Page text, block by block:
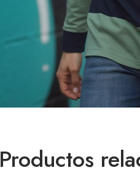
Productos